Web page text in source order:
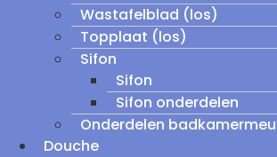
Wastafelblad (los)
Topplaat (los)
Sifon
Sifon
Sifon onderdelen
Onderdelen
Douche